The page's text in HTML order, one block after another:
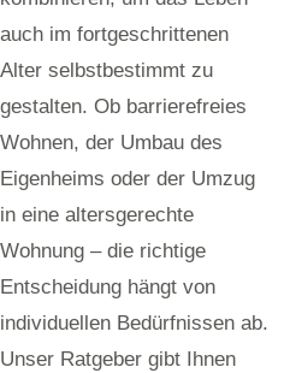
auch im fortgeschrittenen
Alter selbstbestimmt zu
gestalten. Ob barrierefreies
Wohnen, der Umbau des
Eigenheims oder der Umzug
in eine altersgerechte
Wohnung – die richtige
Entscheidung hängt von
individuellen Bedürfnissen ab.
Unser Ratgeber gibt Ihnen